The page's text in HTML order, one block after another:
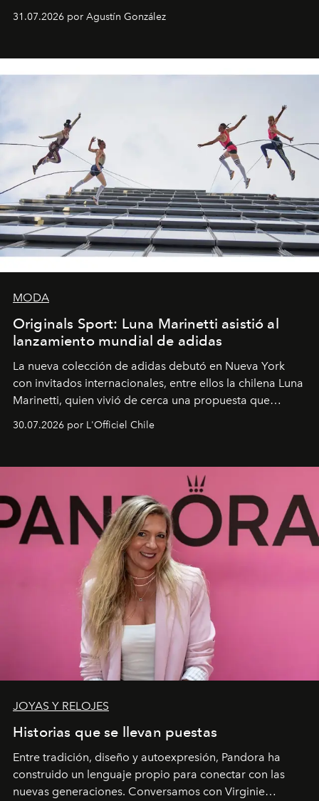
son algunos de los lugares que han albergado estas
miniobras. Sus puestas en escena son limpias; ponen el
31.07.2026 por Agustín González
MODA
Originals Sport: Luna Marinetti asistió al
lanzamiento mundial de adidas
La nueva colección de adidas debutó en Nueva York
con invitados internacionales, entre ellos la chilena Luna
Marinetti, quien vivió de cerca una propuesta que
fusiona moda y rendimiento.
30.07.2026 por L'Officiel Chile
JOYAS Y RELOJES
Historias que se llevan puestas
Entre tradición, diseño y autoexpresión, Pandora ha
construido un lenguaje propio para conectar con las
nuevas generaciones. Conversamos con Virginie